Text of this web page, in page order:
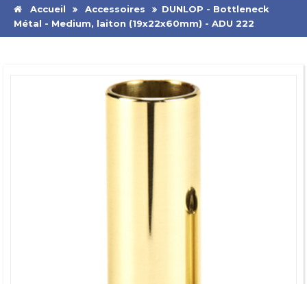
Accueil Accessoires
DUNLOP - Bottleneck
Métal - Medium, laiton (19x22x60mm) - ADU 222